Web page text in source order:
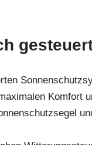
Komfort